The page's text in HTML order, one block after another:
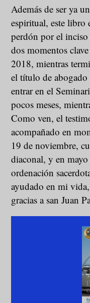
Además de ser ya
espiritual, este
perdón por el
dos momentos
2018, mientras
el título de
entrar en el
pocos meses,
Como ven, el
acompañado en
19 de noviembre,
diaconal, y en
ordenación
ayudado en mi
gracias a san Juan